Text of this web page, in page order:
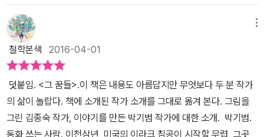
겐 더 이상 평화도, 미래도 없는 까닭이다. 타인의 고통에 눈물 흘릴
줄 아는 인간으로 자라날 때, 아이들은 증오와 폭력으로 얼룩진 세상
을 변화시킬 유일한 희망이 된다. 이 아이들이 살아갈 세상은 지금과
는 다를 거예요. 우리가 바꾸어 갈 거고, 이 아이들이 바꾸어 낼 테니
까요. - 본문 16쪽 아직도 계속되고 있는 전쟁 “평화를 살아가는
일”의 의미 2011년 12월, 미군이 이라크에서 철수함으로써 종전을
고했다. 이라크 전쟁은 끝났지만 그 자리를 평화가 대신하지는 않았
다. 전쟁으로 가족과 일상과 꿈을 빼앗기고 종교 갈등으로 내전까지
악당이 사는 나라'의 아이들도 공차기를 좋아하고, 동물을 좋아한다.
그럼에도 불구하고 명령을 내리는 사람들은 독재자가 있는 나라의 돈
과 자원이 탐나서 그들의 잘못된 역사를 고쳐주는 척 하면서 전쟁을
일으킨다. 갖가지 사연이 있는 사람들이 전쟁에 참가하고, 선생님이
되고 싶었던 미국 남성은 총을 들고 아이들을 쏘면서 점차 죄책감에
망가져간다. 한편, 가난하지만 평화롭게 사는 이라크 사람들은 전에
벌어진 몇 번의 전쟁 경험으로 인해 내국에선 어디로도 도망칠 곳이
없다는 걸 잘 알고 그렇다고 해외로 갈 돈도 없기에 자신이 살던 곳에
가난한 나라에 사실은 어마어마한 땅속 자원이 있다는 말은 하지 않
습니다. 그건 공공연한 비밀인 걸요. '거기엔 악당이 있습니다!' 그 사
람들은 방송국 사람들과 신문기자를 불러 모았습니다. 그 나라에서
가장 아프고 병든 사람들,가장 억울하게 쫓겨나고 빼앗긴 사람들,가
장 힘겹게 살아가는 사람들,부모를 잃고 먹을 것을 구하는 아이
들...... 똑같은 화면을 자꾸자꾸 내보냈습니다.혹시라도 못 보고 지나
칠까 봐 또 내보내고,본 사람들은 한 번 더 보라고 또 내보내고.그 나
라 사람들은 모두 그렇게 살아가고 있는 것처럼똑같은 장면에 말만
철학본색 2016-04-01
덧붙임. <그 꿈들>.이 책은 내용도 아름답지만 무엇보다 두 분 작가
의 삶이 놀랍다. 책에 소개된 작가 소개를 그대로 옮겨 본다. 그림을
그린 김종숙 작가, 이야기를 만든 박기범 작가에 대한 소개. 박기범.
동화 쓰는 사람. 이천삼년, 미국의 이라크 침공이 시작할 무렵, 그곳